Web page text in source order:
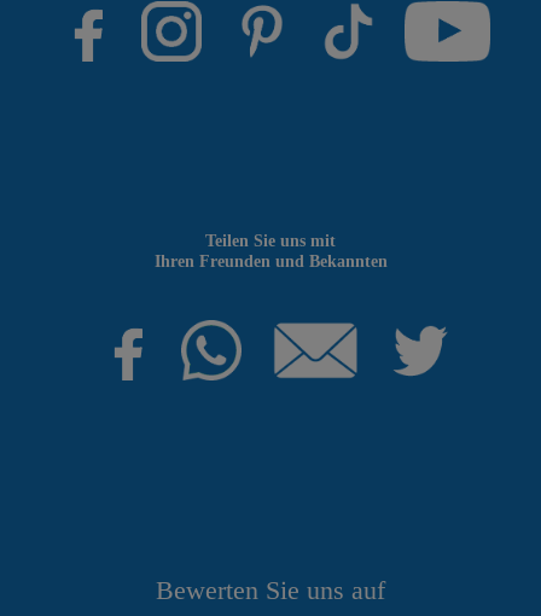
Bewerten Sie uns auf
Teilen Sie uns mit
Ihren Freunden und Bekannten